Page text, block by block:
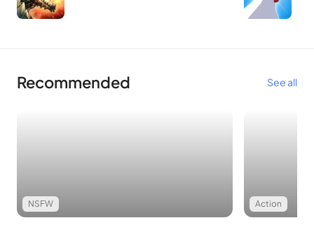
Recommended See all
NSFW Action